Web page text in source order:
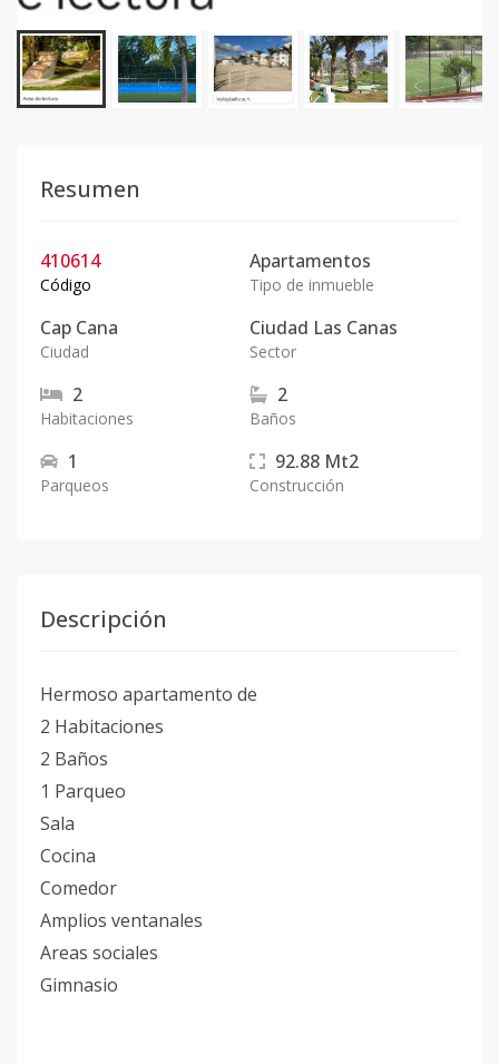
Resumen
410614
Código
Apartamentos
Tipo de inmueble
Cap Cana
Ciudad
Ciudad Las Canas
Sector
2
Habitaciones
2
Baños
1
Parqueos
92.88 Mt2
Construcción
Descripción
Hermoso apartamento de
2 Habitaciones
2 Baños
1 Parqueo
Sala
Cocina
Comedor
Amplios ventanales
Areas sociales
Gimnasio